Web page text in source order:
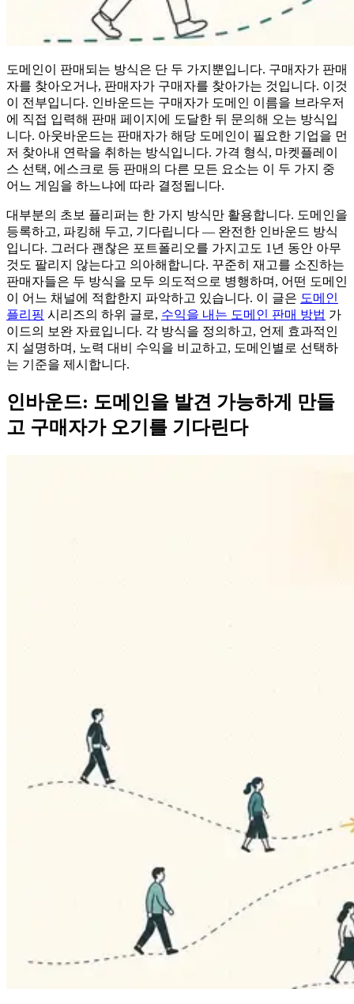
도메인이 판매되는 방식은 단 두 가지뿐입니다. 구매자가 판매
자를 찾아오거나, 판매자가 구매자를 찾아가는 것입니다. 이것
이 전부입니다. 인바운드는 구매자가 도메인 이름을 브라우저
에 직접 입력해 판매 페이지에 도달한 뒤 문의해 오는 방식입
니다. 아웃바운드는 판매자가 해당 도메인이 필요한 기업을 먼
저 찾아내 연락을 취하는 방식입니다. 가격 형식, 마켓플레이
스 선택, 에스크로 등 판매의 다른 모든 요소는 이 두 가지 중
어느 게임을 하느냐에 따라 결정됩니다.
대부분의 초보 플리퍼는 한 가지 방식만 활용합니다. 도메인을
등록하고, 파킹해 두고, 기다립니다 — 완전한 인바운드 방식
입니다. 그러다 괜찮은 포트폴리오를 가지고도 1년 동안 아무
것도 팔리지 않는다고 의아해합니다. 꾸준히 재고를 소진하는
판매자들은 두 방식을 모두 의도적으로 병행하며, 어떤 도메인
이 어느 채널에 적합한지 파악하고 있습니다. 이 글은 도메인
플리핑 시리즈의 하위 글로, 수익을 내는 도메인 판매 방법 가
이드의 보완 자료입니다. 각 방식을 정의하고, 언제 효과적인
지 설명하며, 노력 대비 수익을 비교하고, 도메인별로 선택하
는 기준을 제시합니다.
인바운드: 도메인을 발견 가능하게 만들
고 구매자가 오기를 기다린다